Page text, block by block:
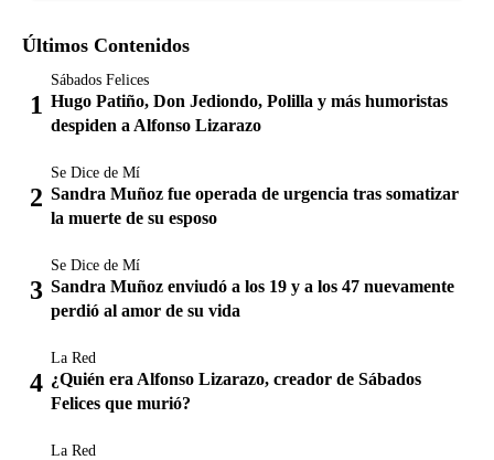
Últimos Contenidos
Sábados Felices
Hugo Patiño, Don Jediondo, Polilla y más humoristas
despiden a Alfonso Lizarazo
Se Dice de Mí
Sandra Muñoz fue operada de urgencia tras somatizar
la muerte de su esposo
Se Dice de Mí
Sandra Muñoz enviudó a los 19 y a los 47 nuevamente
perdió al amor de su vida
La Red
¿Quién era Alfonso Lizarazo, creador de Sábados
Felices que murió?
La Red